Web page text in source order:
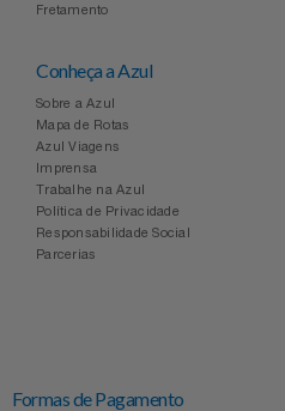
Fretamento
Conheça a Azul
Sobre a Azul
Mapa de Rotas
Azul Viagens
Imprensa
Trabalhe na Azul
Política de Privacidade
Responsabilidade Social
Parcerias
Formas de Pagamento